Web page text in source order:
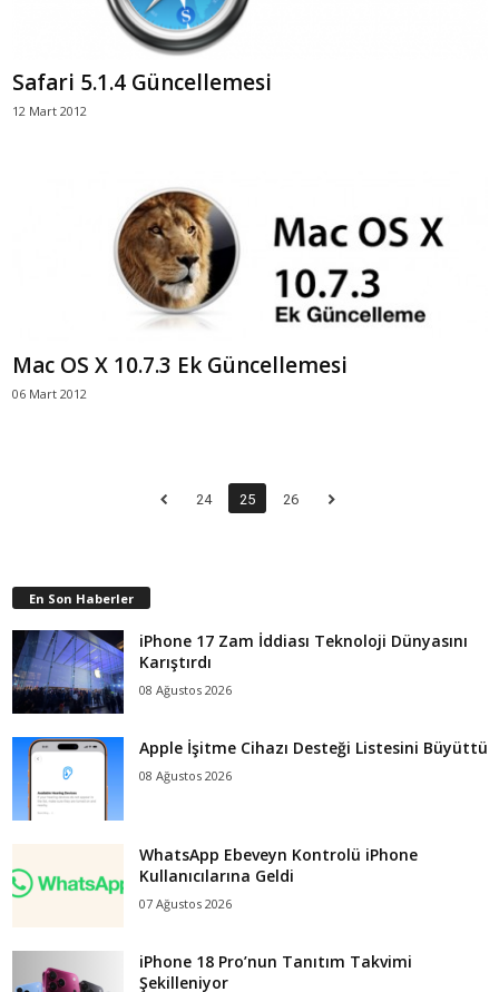
Safari 5.1.4 Güncellemesi
12 Mart 2012
Mac OS X 10.7.3 Ek Güncellemesi
06 Mart 2012
24 25 26
En Son Haberler
iPhone 17 Zam İddiası Teknoloji Dünyasını
Karıştırdı
08 Ağustos 2026
Apple İşitme Cihazı Desteği Listesini Büyüttü
08 Ağustos 2026
WhatsApp Ebeveyn Kontrolü iPhone
Kullanıcılarına Geldi
07 Ağustos 2026
iPhone 18 Pro’nun Tanıtım Takvimi
Şekilleniyor